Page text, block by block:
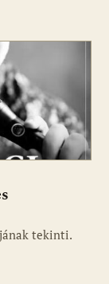
tekinti.